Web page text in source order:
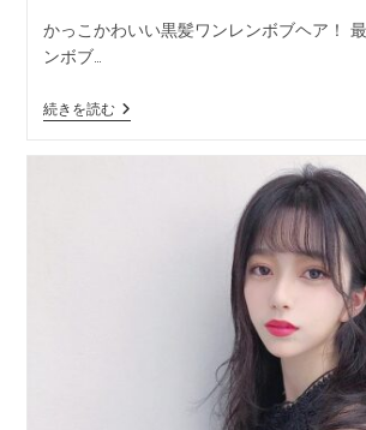
かっこかわいい黒髪ワンレンボブヘア！
ンボブ…
続きを読む